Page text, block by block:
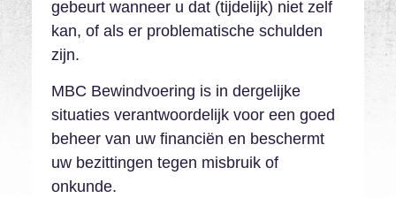
gebeurt wanneer u dat (tijdelijk) niet zelf
kan, of als er problematische schulden
zijn.
MBC Bewindvoering is in dergelijke
situaties verantwoordelijk voor een goed
beheer van uw financiën en beschermt
uw bezittingen tegen misbruik of
onkunde.